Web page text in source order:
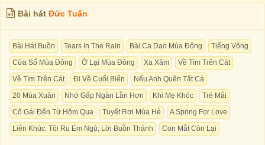
Bài hát Đức Tuấn
Bài Hát Buồn Tears In The Rain Bài Ca Dao Mùa Đông
Tiếng Võng
Cửa Sổ Mùa Đông
Ở Lại Mùa Đông Xa Xăm
Về Tìm Trên Cát
Về Tìm Trên Cát
Đi Về Cuối Biển
Nếu Anh Quên Tất Cả
20 Mùa Xuân
Nhớ Gấp Ngàn Lần Hơn Khi Mẹ Khóc
Trẻ Mãi
Cô Gái Đến Từ Hôm Qua
Tuyết Rơi Mùa Hè
A Spring For Love
Liên Khúc: Tôi Ru Em Ngủ; Lời Buồn Thánh
Con Mắt Còn Lại